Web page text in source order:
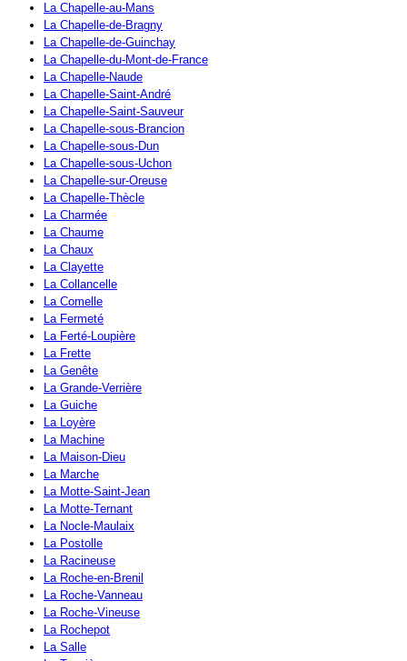
La Chapelle-au-Mans
La Chapelle-de-Bragny
La Chapelle-de-Guinchay
La Chapelle-du-Mont-de-France
La Chapelle-Naude
La Chapelle-Saint-André
La Chapelle-Saint-Sauveur
La Chapelle-sous-Brancion
La Chapelle-sous-Dun
La Chapelle-sous-Uchon
La Chapelle-sur-Oreuse
La Chapelle-Thècle
La Charmée
La Chaume
La Chaux
La Clayette
La Collancelle
La Comelle
La Fermeté
La Ferté-Loupière
La Frette
La Genête
La Grande-Verrière
La Guiche
La Loyère
La Machine
La Maison-Dieu
La Marche
La Motte-Saint-Jean
La Motte-Ternant
La Nocle-Maulaix
La Postolle
La Racineuse
La Roche-en-Brenil
La Roche-Vanneau
La Roche-Vineuse
La Rochepot
La Salle